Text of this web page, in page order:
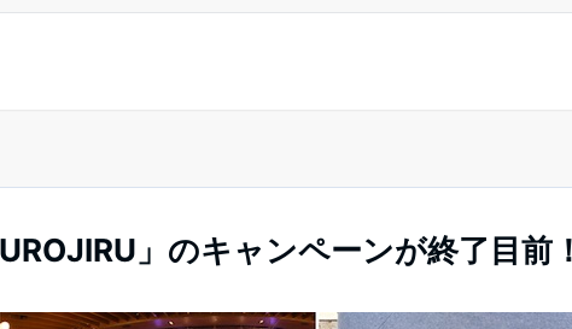
」のキャンペーンが終了目